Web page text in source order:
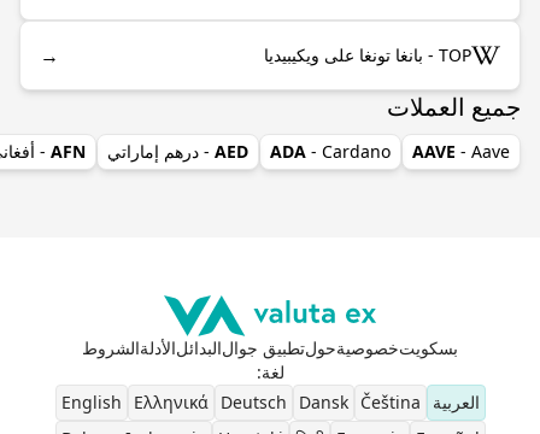
TOP - بانغا تونغا على ويكيبيديا →
جميع العملات
AAVE - Aave
ADA - Cardano
AED - درهم إماراتي AFN
-
بسكويتخصوصيةحولتطبيق جوالالبدائلالأدلةالشروط
لغة:
العربية
Čeština
Dansk
Deutsch
Ελληνικά
English